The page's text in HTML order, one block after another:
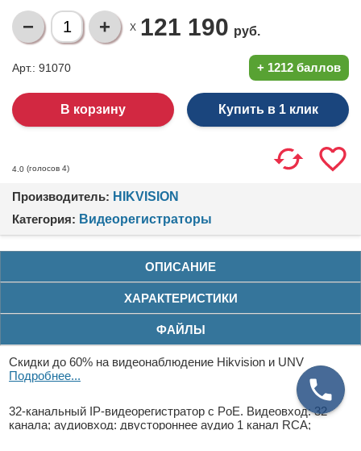
X 121 190 руб.
Арт.: 91070 + 1212 баллов
Купить в 1 клик
4.0 (голосов 4)
Производитель: HIKVISION
Категория: Видеорегистраторы
ОПИСАНИЕ
ХАРАКТЕРИСТИКИ
ФАЙЛЫ
Скидки до 60% на видеонаблюдение Hikvision и UNV
Подробнее...
32-канальный IP-видеорегистратор c PoE. Видеовход: 32
канала; аудиовход: двустороннее аудио 1 канал RCA;